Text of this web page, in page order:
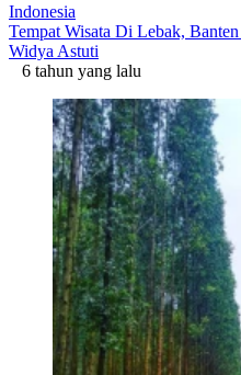
Indonesia
Tempat Wisata Di Lebak,
Widya Astuti
6 tahun yang lalu